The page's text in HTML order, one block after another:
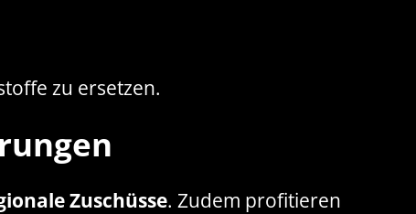
zu ersetzen.
Zuschüsse. Zudem profitieren